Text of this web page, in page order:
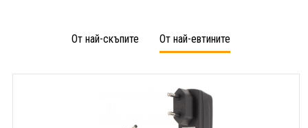
От най-скъпите От най-евтините